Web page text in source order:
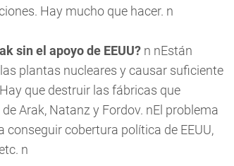
Hay mucho que hacer. n
sin el apoyo de EEUU? n nEstán
plantas nucleares y causar suficiente
que destruir las fábricas que
Arak, Natanz y Fordov. nEl problema
cobertura política de EEUU,
n